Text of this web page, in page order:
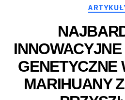
GENETYCZNE
MARIHUANY